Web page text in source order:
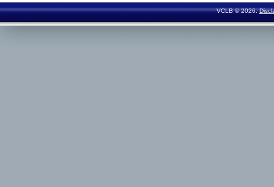
VCLB © 2026.